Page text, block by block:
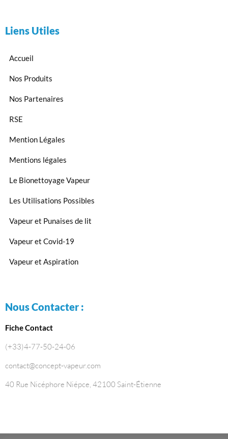
Liens Utiles
Accueil
Nos Produits
Nos Partenaires
RSE
Mention Légales
Mentions légales
Le Bionettoyage Vapeur
Les Utilisations Possibles
Vapeur et Punaises de lit
Vapeur et Covid-19
Vapeur et Aspiration
Nous Contacter :
Fiche Contact
(+33)4-77-50-24-06
contact@concept-vapeur.com
40 Rue Nicéphore Niépce, 42100 Saint-Étienne